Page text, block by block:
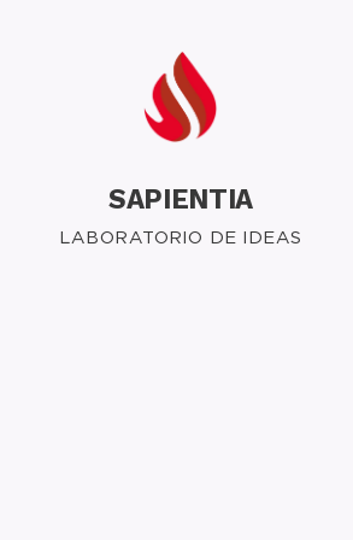
SAPIENTIA
LABORATORIO DE IDEAS